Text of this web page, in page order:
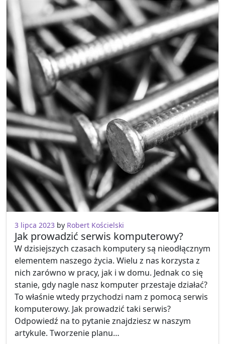
3 lipca 2023 by Robert Kościelski
Jak prowadzić serwis komputerowy?
W dzisiejszych czasach komputery są nieodłącznym
elementem naszego życia. Wielu z nas korzysta z
nich zarówno w pracy, jak i w domu. Jednak co się
stanie, gdy nagle nasz komputer przestaje działać?
To właśnie wtedy przychodzi nam z pomocą serwis
komputerowy. Jak prowadzić taki serwis?
Odpowiedź na to pytanie znajdziesz w naszym
artykule. Tworzenie planu…